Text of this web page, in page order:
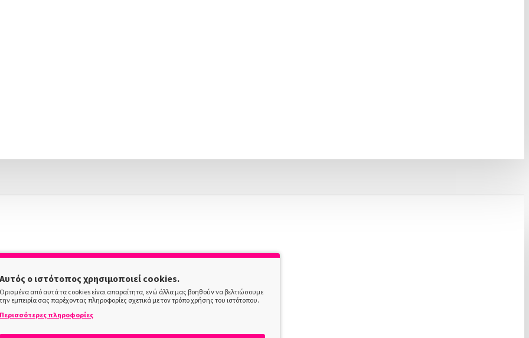
Αυτός ο ιστότοπος χρησιμοποιεί cookies.
Ορισμένα από αυτά τα cookies είναι απαραίτητα, ενώ άλλα μας βοηθούν να βελτιώσουμε
την εμπειρία σας παρέχοντας πληροφορίες σχετικά με τον τρόπο χρήσης του ιστότοπου.
Περισσότερες πληροφορίες